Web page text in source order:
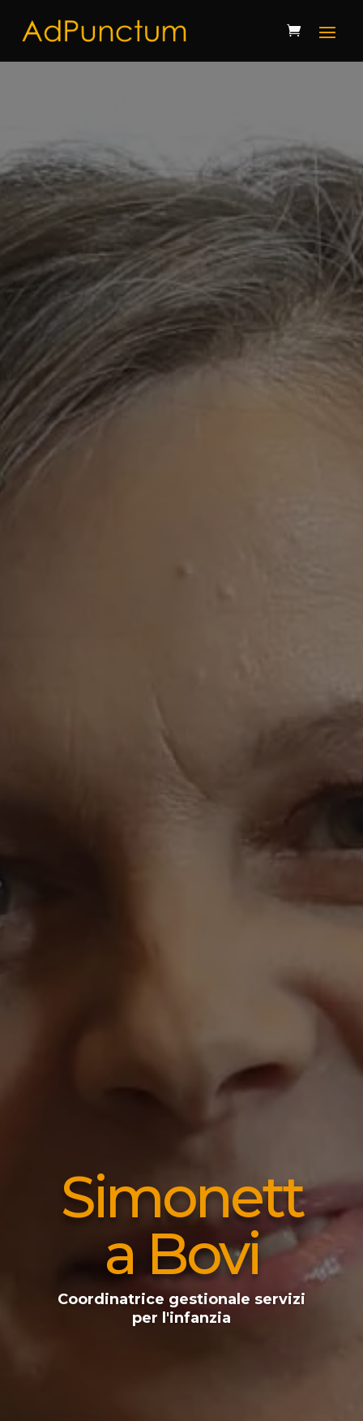
Simonett
a Bovi
Coordinatrice gestionale servizi
per l'infanzia